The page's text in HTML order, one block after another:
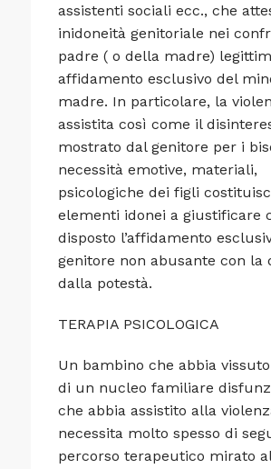
assistenti sociali ecc., che
inidoneità genitoriale nei
padre ( o della madre)
affidamento esclusivo del
madre. In particolare, la
assistita così come il
mostrato dal genitore per i
necessità emotive, materiali,
psicologiche dei figli
elementi idonei a giustificare
disposto l’affidamento
genitore non abusante con la
dalla potestà.
TERAPIA PSICOLOGICA
Un bambino che abbia
di un nucleo familiare
che abbia assistito alla
necessita molto spesso di
percorso terapeutico mirato